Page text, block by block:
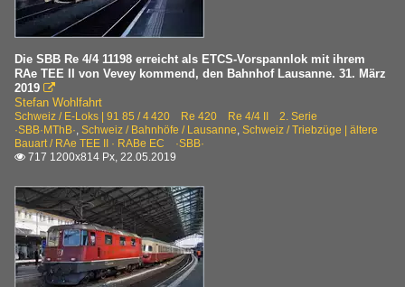
Die SBB Re 4/4 11198 erreicht als ETCS-Vorspannlok mit ihrem
RAe TEE II von Vevey kommend, den Bahnhof Lausanne. 31. März
2019 
Stefan Wohlfahrt
Schweiz / E-Loks | 91 85 / 4 420 Re 420 Re 4/4 II 2. Serie
·SBB·MThB·, Schweiz / Bahnhöfe / Lausanne, Schweiz / Triebzüge | ältere
Bauart / RAe TEE II · RABe EC ·SBB·
 717 1200x814 Px, 22.05.2019